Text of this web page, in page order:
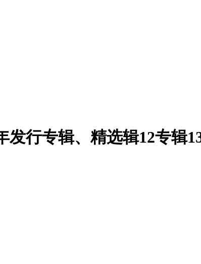
发行专辑、精选辑12专辑